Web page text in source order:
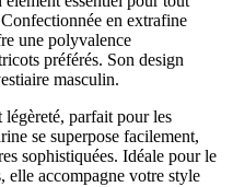
en extrafine
une polyvalence
préférés. Son design
masculin.
parfait pour les
se superpose facilement,
sophistiquées. Idéale pour le
elle accompagne votre style